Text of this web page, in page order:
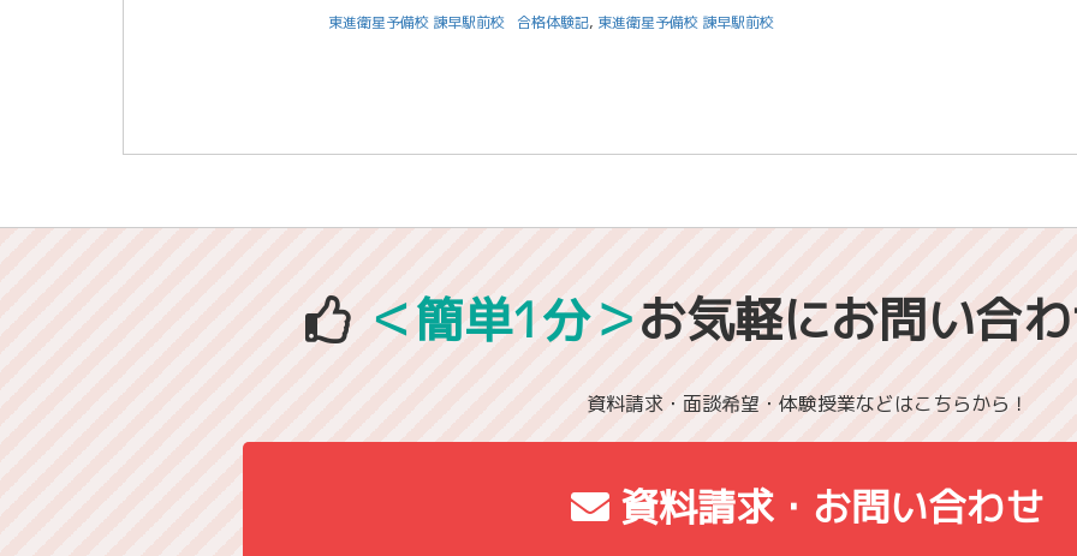
東進衛星予備校 諫早駅前校 合格体験記, 東進衛星予備校 諫早駅前校
＜簡単1分＞お気軽にお問い合
資料請求・面談希望・体験授業などはこちらから！
資料請求・お問い合わせ